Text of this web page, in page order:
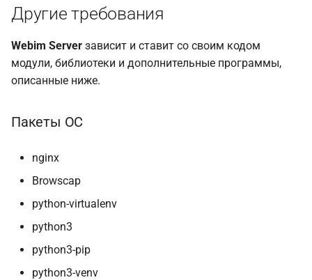
Другие требования
Webim Server зависит и ставит со своим кодом
модули, библиотеки и дополнительные программы,
описанные ниже.
Пакеты ОС
nginx
Browscap
python-virtualenv
python3
python3-pip
python3-venv